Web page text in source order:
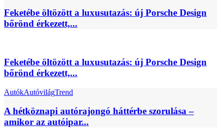
Feketébe öltözött a luxusutazás: új Porsche Design
bőrönd érkezett,...
Feketébe öltözött a luxusutazás: új Porsche Design
bőrönd érkezett,...
AutókAutóvilágTrend
A hétköznapi autórajongó háttérbe szorulása –
amikor az autóipar...